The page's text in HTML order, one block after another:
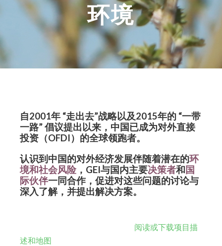
环境
自2001年 “走出去”战略以及2015年的 “一带
一路” 倡议提出以来，中国已成为对外直接
投资（OFDI）的全球领跑者。
认识到中国的对外经济发展伴随着潜在的环
境和社会风险 ，GEI与国内主要决策者和国
际伙伴一同合作，促进对这些问题的讨论与
深入了解，并提出解决方案。
阅读或下载项目描
述和地图